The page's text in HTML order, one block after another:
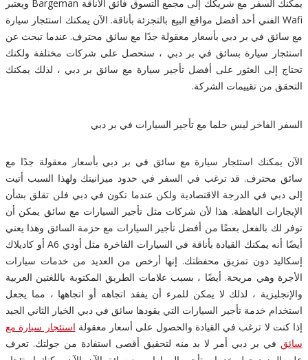
يمكنك السفر مع شريكك إلى مجمع التسوق فائق الأناقة Bargeman ويعتبر
Wafi الفني أحد أفضل مواقع البيع بالتجزئة بأناقة. الآن يمكنك استئجار سيارة
مع سائق في بر دبي بأسعار معقولة جدًا مع سائق محترف. عندما تبحث عن
استئجار سيارة بسائق في بر دبي ، ستحصل على شركات مختلفة ولكنك
تحتاج إلى العثور على أفضل تأجير سيارة مع سائق بر دبي ، لذلك يمكنك
التحقق من تقييمات الشركة.
السفر الفاخر ليس حلما مع تأجير السيارات في بر دبي
الآن يمكنك استئجار سيارة مع سائق في بر دبي بأسعار معقولة جدًا مع
سائق محترف. قد ترغب في السفر في حدود ميزانيتك ولهذا السبب أتيت
إلى دبي في الدرجة الاقتصادية ولكن عندما تكون في دبي فلن تقلق بشأن
الإيجارات الباهظة. هذا لأن شركات مثل تأجير السيارات مع سائق يمكن أن
توفر لك بالفعل بعضًا من أفضل تأجير السيارات مع حزمة السائق وهذا يعني
أيضًا أنه يمكنك القيادة بأناقة في السيارات الفاخرة مثل أودي A6 أو كاديلاك
إسكاليد دون تمزيق محفظتك. إنها أرخص من العديد من خدمات سيارات
الأجرة وهي مريحة. أيضًا ، بسبب علامات الطريق المكتوبة باللغتين العربية
والإنجليزية ، لذلك لا يمكن للمرء أن يفقد اتجاهه أو اتجاهها ، مما يجعل
استخدام خدمة تأجير السيارات التي يقودها سائق في دبي الخيار الثاني الجيد
إذا كنت لا ترغب في القيادة والحصول على أسعار معقولة استئجار سيارة مع
سائق في بر دبي أمر لا بد منه لتحقيق أقصى استفادة من جولتك. تعرف